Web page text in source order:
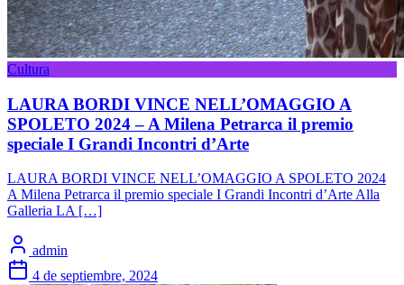
Cultura
LAURA BORDI VINCE NELL’OMAGGIO A
SPOLETO 2024 – A Milena Petrarca il premio
speciale I Grandi Incontri d’Arte
LAURA BORDI VINCE NELL’OMAGGIO A SPOLETO 2024
A Milena Petrarca il premio speciale I Grandi Incontri d’Arte Alla
Galleria LA […]
admin
4 de septiembre, 2024